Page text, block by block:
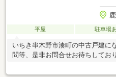
平屋 駐車場
いちき串木野市湊町の中古戸建に
問等、是非お問合せお待ちしてお